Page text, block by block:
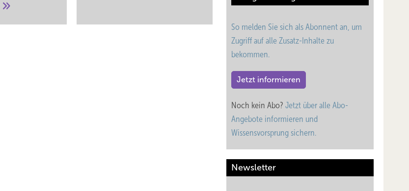
So melden Sie sich als Abonnent an, um
Zugriff auf alle Zusatz-Inhalte zu
bekommen.
Jetzt informieren
Noch kein Abo? Jetzt über alle Abo-
Angebote informieren und
Wissensvorsprung sichern.
Newsletter